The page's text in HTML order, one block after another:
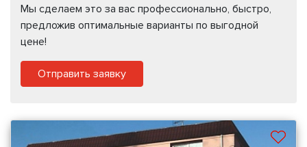
Мы сделаем это за вас профессионально, быстро,
предложив оптимальные варианты по выгодной
цене!
Отправить заявку